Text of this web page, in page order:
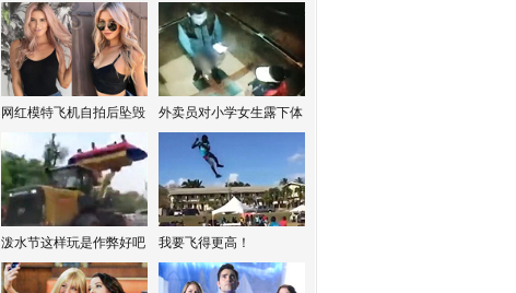
网红模特飞机自拍后坠毁 外卖员对小学女生露下体
泼水节这样玩是作弊好吧 我要飞得更高！